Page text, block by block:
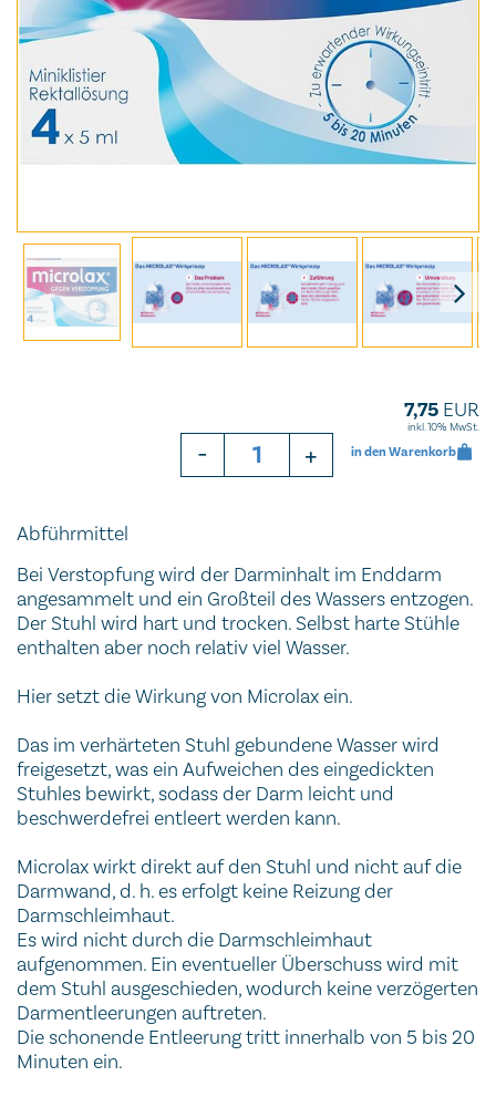
7,75 EUR
inkl. 10% MwSt.
- + in den Warenkorb
Abführmittel
Bei Verstopfung wird der Darminhalt im Enddarm
angesammelt und ein Großteil des Wassers entzogen.
Der Stuhl wird hart und trocken. Selbst harte Stühle
enthalten aber noch relativ viel Wasser.
Hier setzt die Wirkung von Microlax ein.
Das im verhärteten Stuhl gebundene Wasser wird
freigesetzt, was ein Aufweichen des eingedickten
Stuhles bewirkt, sodass der Darm leicht und
beschwerdefrei entleert werden kann.
Microlax wirkt direkt auf den Stuhl und nicht auf die
Darmwand, d. h. es erfolgt keine Reizung der
Darmschleimhaut.
Es wird nicht durch die Darmschleimhaut
aufgenommen. Ein eventueller Überschuss wird mit
dem Stuhl ausgeschieden, wodurch keine verzögerten
Darmentleerungen auftreten.
Die schonende Entleerung tritt innerhalb von 5 bis 20
Minuten ein.